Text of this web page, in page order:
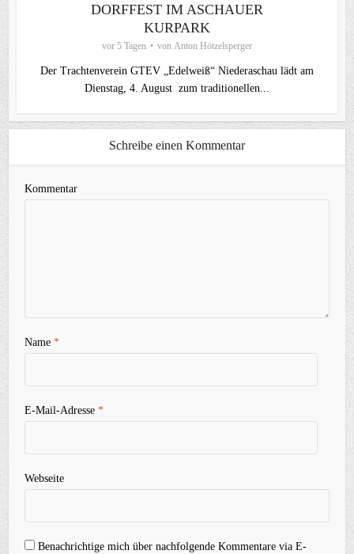
DORFFEST IM ASCHAUER
KURPARK
vor 5 Tagen von Anton Hötzelsperger
Der Trachtenverein GTEV „Edelweiß“ Niederaschau lädt am
Dienstag, 4. August zum traditionellen...
Schreibe einen Kommentar
Kommentar
Name*
E-Mail-Adresse*
Webseite
Benachrichtige mich über nachfolgende Kommentare via E-